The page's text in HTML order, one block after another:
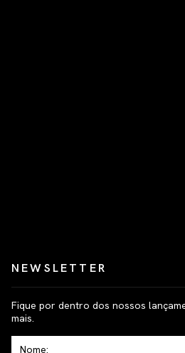
NEWSLETTER
Fique por dentro dos nossos
mais.